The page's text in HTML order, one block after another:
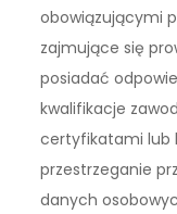
obowiązującymi
zajmujące się
posiadać
kwalifikacje
certyfikatami lub
przestrzeganie
danych